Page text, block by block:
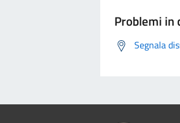
Problemi in
Segnala